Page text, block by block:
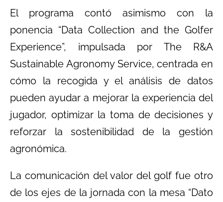
El programa contó asimismo con la
ponencia “Data Collection and the Golfer
Experience”, impulsada por The R&A
Sustainable Agronomy Service, centrada en
cómo la recogida y el análisis de datos
pueden ayudar a mejorar la experiencia del
jugador, optimizar la toma de decisiones y
reforzar la sostenibilidad de la gestión
agronómica.
La comunicación del valor del golf fue otro
de los ejes de la jornada con la mesa “Dato